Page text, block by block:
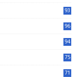
93
96
94
75
71